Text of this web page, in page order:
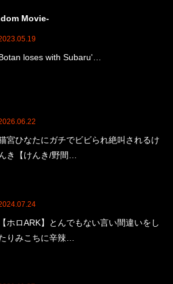
Movie-
loses with Subaru'…
宮ひなたにガチでビビられ絶叫されるけ
んき【けんき/野間…
【ホロARK】とんでもない言い間違いをし
りみこちに辛辣…